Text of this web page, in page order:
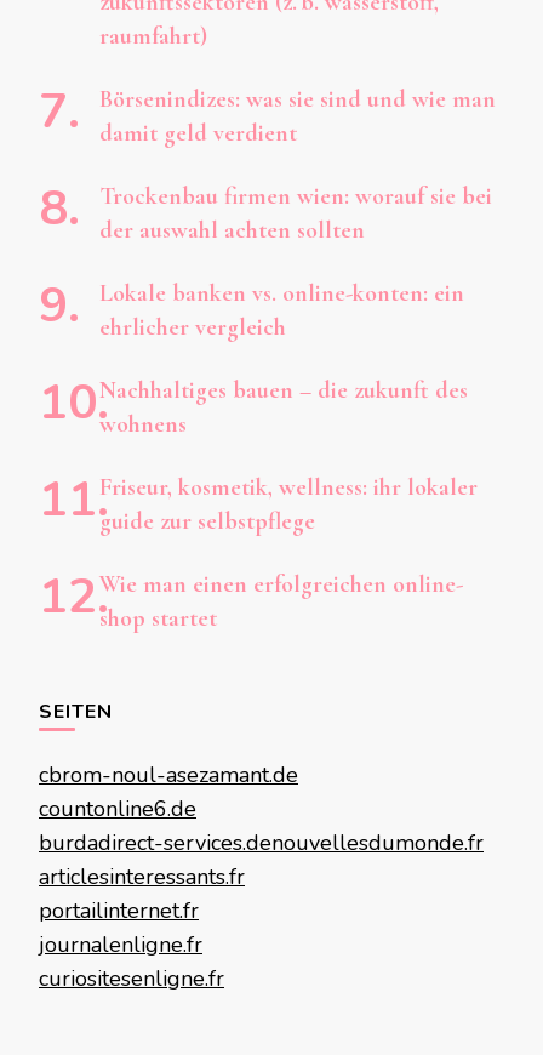
raumfahrt)
Börsenindizes: was sie sind und wie man
damit geld verdient
Trockenbau firmen wien: worauf sie bei
der auswahl achten sollten
Lokale banken vs. online-konten: ein
ehrlicher vergleich
Nachhaltiges bauen – die zukunft des
wohnens
Friseur, kosmetik, wellness: ihr lokaler
guide zur selbstpflege
Wie man einen erfolgreichen online-
shop startet
SEITEN
cbrom-noul-asezamant.de
countonline6.de
burdadirect-services.denouvellesdumonde.fr
articlesinteressants.fr
portailinternet.fr
journalenligne.fr
curiositesenligne.fr